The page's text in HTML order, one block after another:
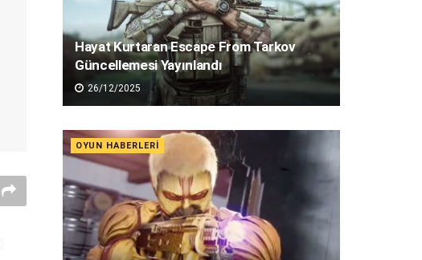
Hayat Kurtaran Escape From Tarkov
Güncellemesi Yayınlandı
26/12/2025
OYUN HABERLERI